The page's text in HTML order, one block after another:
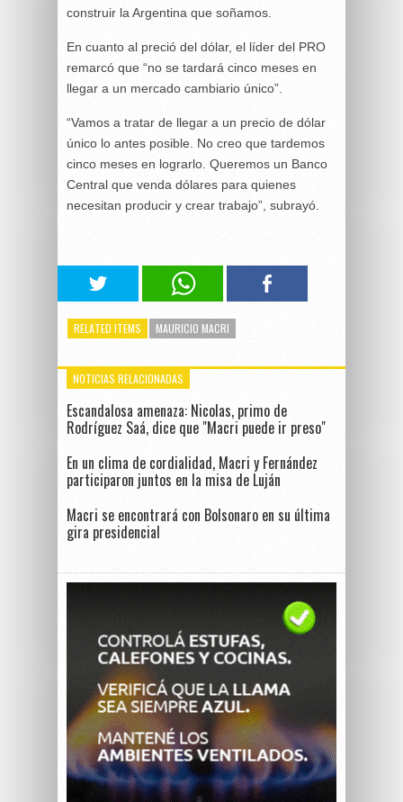
construir la Argentina que soñamos.
En cuanto al preció del dólar, el líder del PRO
remarcó que “no se tardará cinco meses en
llegar a un mercado cambiario único”.
“Vamos a tratar de llegar a un precio de dólar
único lo antes posible. No creo que tardemos
cinco meses en lograrlo. Queremos un Banco
Central que venda dólares para quienes
necesitan producir y crear trabajo”, subrayó.
RELATED ITEMS MAURICIO MACRI
NOTICIAS RELACIONADAS
Escandalosa amenaza: Nicolas, primo de
Rodríguez Saá, dice que "Macri puede ir preso"
En un clima de cordialidad, Macri y Fernández
participaron juntos en la misa de Luján
Macri se encontrará con Bolsonaro en su última
gira presidencial